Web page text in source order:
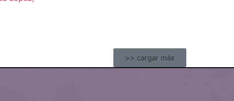
>> cargar más